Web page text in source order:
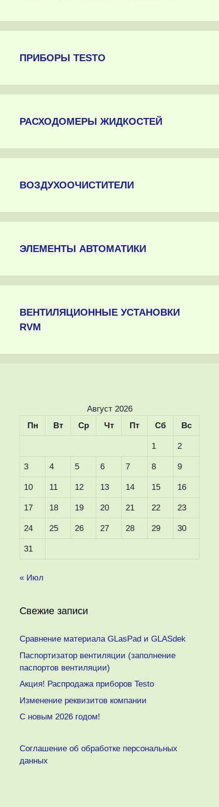
ПРИБОРЫ TESTO
РАСХОДОМЕРЫ ЖИДКОСТЕЙ
ВОЗДУХООЧИСТИТЕЛИ
ЭЛЕМЕНТЫ АВТОМАТИКИ
ВЕНТИЛЯЦИОННЫЕ УСТАНОВКИ
RVM
Август 2026
Пн
Вт Ср Чт Пт Сб Вс
1 2
3 4 5 6 7 8 9
10 11 12 13 14 15 16
17 18 19 20 21 22 23
24 25 26 27 28 29 30
31
« Июл
Свежие записи
Сравнение материала GLasPad и GLASdek
Паспортизатор вентиляции (заполнение
паспортов вентиляции)
Акция! Распродажа приборов Testo
Изменение реквизитов компании
C новым 2026 годом!
Соглашение об обработке персональных
данных